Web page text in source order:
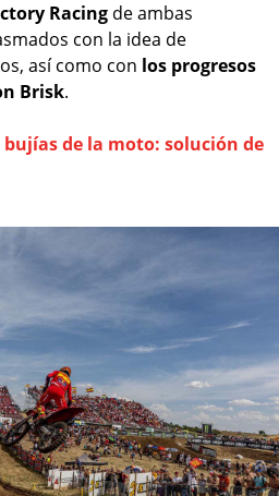
Racing de ambas
con la idea de
así como con los progresos
Brisk.
bujías de la moto: solución de